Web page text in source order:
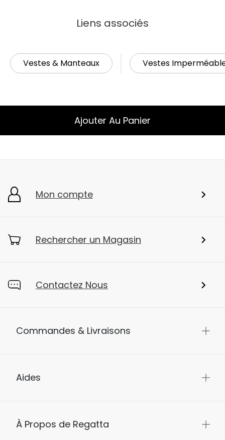
Liens associés
Vestes & Manteaux Vestes
Ajouter Au Panier
Mon compte
Rechercher un Magasin
Contactez Nous
Commandes & Livraisons
Aides
À Propos de Regatta